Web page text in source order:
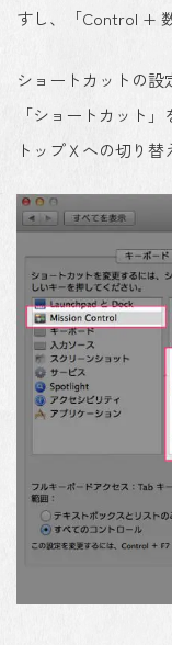
すし、「Control +
ショートカットの設
「ショートカット
トップＸへの切り替